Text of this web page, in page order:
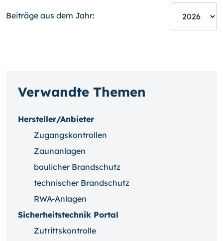
Beiträge aus dem Jahr:
Verwandte Themen
Hersteller/Anbieter
Zugangskontrollen
Zaunanlagen
baulicher Brandschutz
technischer Brandschutz
RWA-Anlagen
Sicherheitstechnik Portal
Zutrittskontrolle